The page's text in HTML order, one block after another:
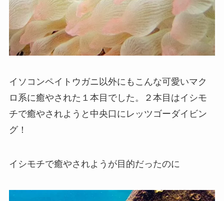
イソコンペイトウガニ以外にもこんな可愛いマク
ロ系に癒やされた１本目でした。２本目はイシモ
チで癒やされようと中央口にレッツゴーダイビン
グ！
イシモチで癒やされようが目的だったのに